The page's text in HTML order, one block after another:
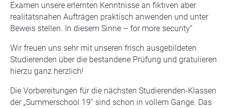
Examen unsere erlernten Kenntnisse an fiktiven aber
realitätsnahen Aufträgen praktisch anwenden und unter
Beweis stellen. In diesem Sinne – for more security“
Wir freuen uns sehr mit unseren frisch ausgebildeten
Studierenden über die bestandene Prüfung und gratulieren
hierzu ganz herzlich!
Die Vorbereitungen für die nächsten Studierenden-Klassen
der „Summerschool 19“ sind schon in vollem Gange. Das